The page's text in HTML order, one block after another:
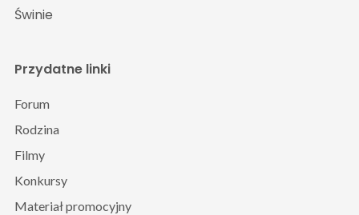
Świnie
Przydatne linki
Forum
Rodzina
Filmy
Konkursy
Materiał promocyjny